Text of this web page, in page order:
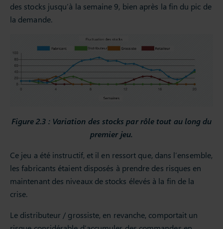
des stocks jusqu’à la semaine 9, bien après la fin du pic de
la demande.
Figure 2.3 : Variation des stocks par rôle tout au long du
premier jeu.
Ce jeu a été instructif, et il en ressort que, dans l’ensemble,
les fabricants étaient disposés à prendre des risques en
maintenant des niveaux de stocks élevés à la fin de la
crise.
Le distributeur / grossiste, en revanche, comportait un